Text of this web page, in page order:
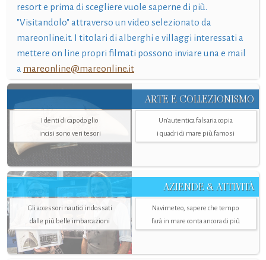
resort e prima di scegliere vuole saperne di più.
"Visitandolo" attraverso un video selezionato da
mareonline.it. I titolari di alberghi e villaggi interessati a
mettere on line propri filmati possono inviare una e mail
a mareonline@mareonline.it
ARTE E COLLEZIONISMO
I denti di capodoglio
incisi sono veri tesori
Un’autentica falsaria copia
i quadri di mare più famosi
AZIENDE & ATTIVITÀ
Gli accessori nautici indossati
dalle più belle imbarcazioni
Navimeteo, sapere che tempo
farà in mare conta ancora di più